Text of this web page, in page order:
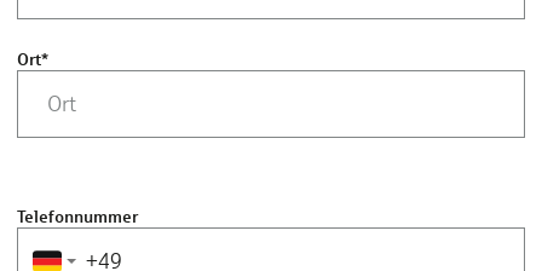
Ort*
Telefonnummer